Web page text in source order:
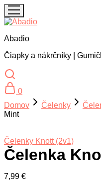
Abadio
Čiapky a nákrčníky |
0
Domov
Čelenky
Mint
Čelenky Knott (2v1)
Čelenka
7,99 €